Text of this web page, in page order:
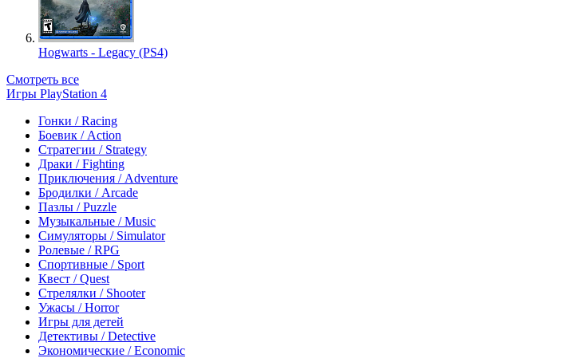
Hogwarts - Legacy (PS4)
Смотреть все
Игры PlayStation 4
Гонки / Racing
Боевик / Action
Стратегии / Strategy
Драки / Fighting
Приключения / Adventure
Бродилки / Arcade
Пазлы / Puzzle
Музыкальные / Music
Симуляторы / Simulator
Ролевые / RPG
Спортивные / Sport
Квест / Quest
Стрелялки / Shooter
Ужасы / Horror
Игры для детей
Детективы / Detective
Экономические / Economic